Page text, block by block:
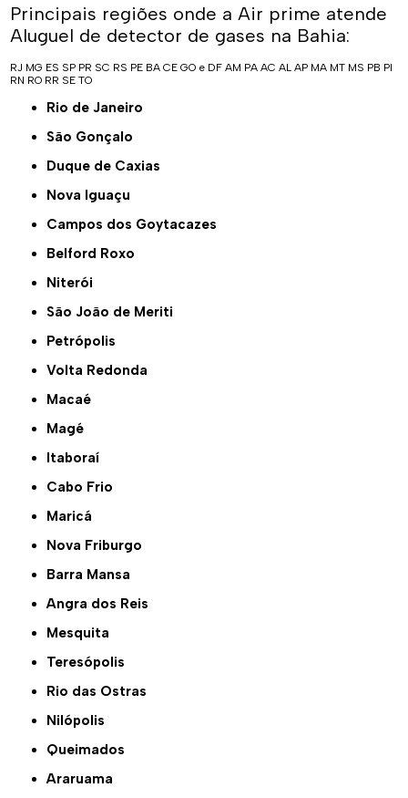
Principais regiões onde a Air prime atende
Aluguel de detector de gases na Bahia:
RJ MG ES SP PR SC RS PE BA CE GO e DF AM PA AC AL AP MA MT MS PB PI
RN RO RR SE TO
Rio de Janeiro
São Gonçalo
Duque de Caxias
Nova Iguaçu
Campos dos Goytacazes
Belford Roxo
Niterói
São João de Meriti
Petrópolis
Volta Redonda
Macaé
Magé
Itaboraí
Cabo Frio
Maricá
Nova Friburgo
Barra Mansa
Angra dos Reis
Mesquita
Teresópolis
Rio das Ostras
Nilópolis
Queimados
Araruama